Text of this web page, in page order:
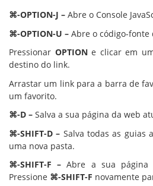
⌘-OPTION-J – Abre o Console
⌘-OPTION-U – Abre o código-fonte
Pressionar OPTIONe clicar em
destino do link.
Arrastar um link para a barra de
um favorito.
⌘-D – Salva a sua página da web
⌘-SHIFT-D – Salva todas as guias
uma nova pasta.
⌘-SHIFT-F –Abre a sua
Pressione ⌘-SHIFT-F novamente